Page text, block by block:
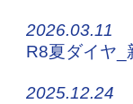
2026.03.11
2025.12.24